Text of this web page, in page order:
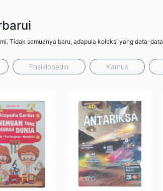
Tidak semuanya baru, adapula koleksi yang data-
Ensiklopedia Kamus